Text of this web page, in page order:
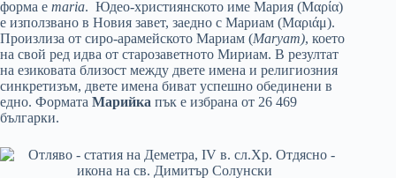
форма е maria. Юдео-християнското име Мария (Μαρία)
е използвано в Новия завет, заедно с Мариам (Μαριάμ).
Произлиза от сиро-арамейското Мариам (Maryam), което
на свой ред идва от старозаветното Мириам. В резултат
на езиковата близост между двете имена и религиозния
синкретизъм, двете имена биват успешно обединени в
едно. Формата Марийка пък е избрана от 26 469
българки.